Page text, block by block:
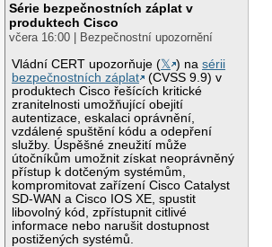
Série bezpečnostních záplat v
produktech Cisco
včera 16:00 | Bezpečnostní upozornění
Vládní CERT upozorňuje (𝕏 ) nasérii
bezpečnostních záplat
(CVSS 9.9) v
produktech Cisco řešících kritické
zranitelnosti umožňující obejití
autentizace, eskalaci oprávnění,
vzdálené spuštění kódu a odepření
služby. Úspěšné zneužití může
útočníkům umožnit získat neoprávněný
přístup k dotčeným systémům,
kompromitovat zařízení Cisco Catalyst
SD-WAN a Cisco IOS XE, spustit
libovolný kód, zpřístupnit citlivé
informace nebo narušit dostupnost
postižených systémů.